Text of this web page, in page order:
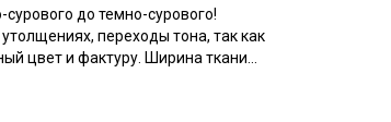
до темно-сурового!
переходы тона, так как
цвет и фактуру. Ширина ткани